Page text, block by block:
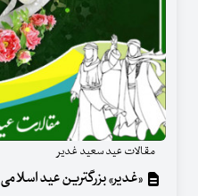
مقالات عید سعید غدیر
«غدیر» بزرگترین عید اسلامی